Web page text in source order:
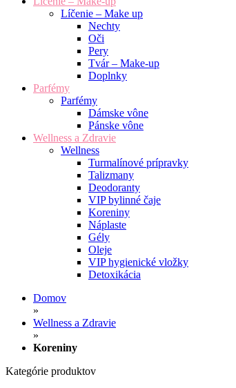
Líčenie – Make up
Nechty
Oči
Pery
Tvár – Make-up
Doplnky
Parfémy
Parfémy
Dámske vône
Pánske vône
Wellness a Zdravie
Wellness
Turmalínové prípravky
Talizmany
Deodoranty
VIP bylinné čaje
Koreniny
Náplaste
Gély
Oleje
VIP hygienické vložky
Detoxikácia
Domov
»
Wellness a Zdravie
»
Koreniny
Kategórie produktov